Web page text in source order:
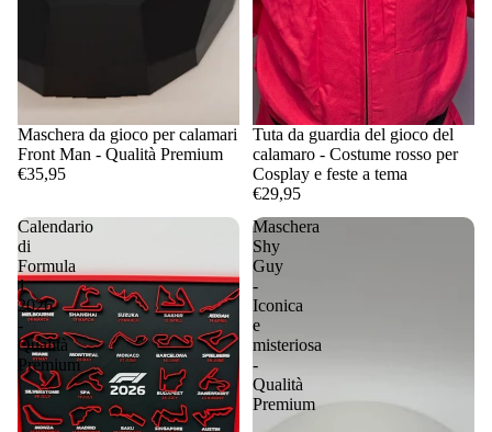
Maschera da gioco per calamari
Front Man - Qualità Premium
€35,95
Tuta da guardia del gioco del
calamaro - Costume rosso per
Cosplay e feste a tema
€29,95
Calendario
di
Formula
1
2026
-
Qualità
Premium
Maschera
Shy
Guy
-
Iconica
e
misteriosa
-
Qualità
Premium